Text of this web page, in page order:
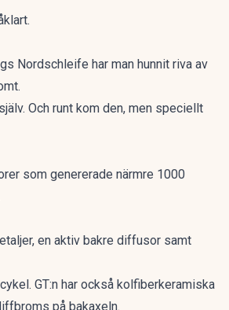
Nordschleife har man hunnit riva av
Och runt kom den, men speciellt
som genererade närmre 1000
en aktiv bakre diffusor samt
GT:n har också kolfiberkeramiska
på bakaxeln.